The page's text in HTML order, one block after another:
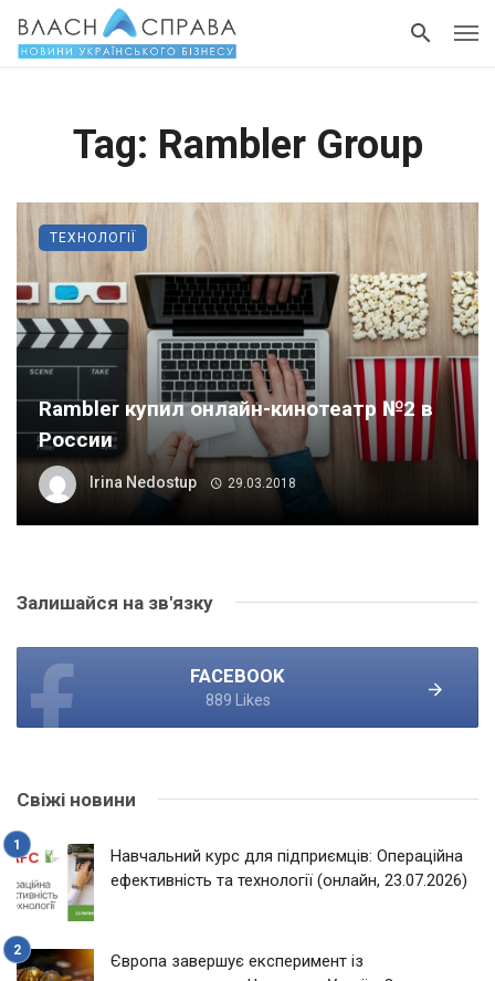
Tag: Rambler Group
Rambler купил онлайн-кинотеатр №2 в
России
Irina Nedostup 29.03.2018
ТЕХНОЛОГІЇ
Залишайся на зв'язку
FACEBOOK
889 Likes
Свіжі новини
Навчальний курс для підприємців: Операційна
ефективність та технології (онлайн, 23.07.2026)
Європа завершує експеримент із